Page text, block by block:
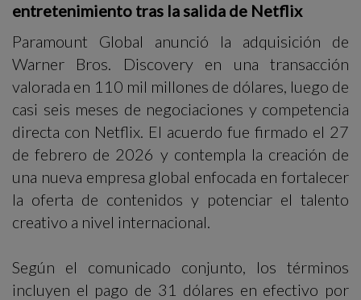
entretenimiento tras la salida de Netflix
Paramount Global anunció la adquisición de
Warner Bros. Discovery en una transacción
valorada en 110 mil millones de dólares, luego de
casi seis meses de negociaciones y competencia
directa con Netflix. El acuerdo fue firmado el 27
de febrero de 2026 y contempla la creación de
una nueva empresa global enfocada en fortalecer
la oferta de contenidos y potenciar el talento
creativo a nivel internacional.
Según el comunicado conjunto, los términos
incluyen el pago de 31 dólares en efectivo por